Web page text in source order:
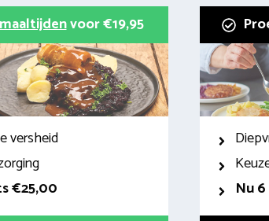
voor €19,95
versheid
€25,00
Nu